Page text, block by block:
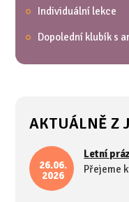
Individuální lekce
Dopolední klubík s
AKTUÁLNĚ Z
26.06.
2026
Letní
Přejeme